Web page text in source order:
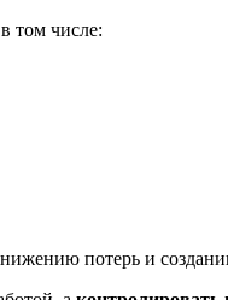
том числе:
потерь и